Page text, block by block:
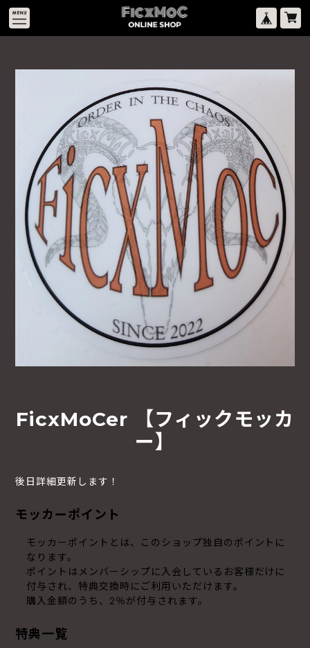
FicxMoCer 【フィックモッカ
ー】
後日詳細更新します！
モッカーポイント
モッカーポイントとは、このショップ独自のポイントに
なります。
ポイントはメンバーシップに入会しているお客様だけに
付与され、特典交換時にご利用いただけます。
購入金額のうち、2％が付与されます。
特典一覧